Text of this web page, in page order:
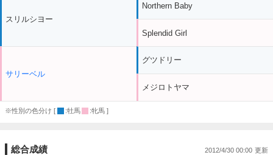
スリルシヨー
サリーベル
Northern Baby
Splendid Girl
グツドリー
メジロトヤマ
※性別の色分け [ :牡馬 :牝馬 ]
総合成績 2012/4/30 00:00